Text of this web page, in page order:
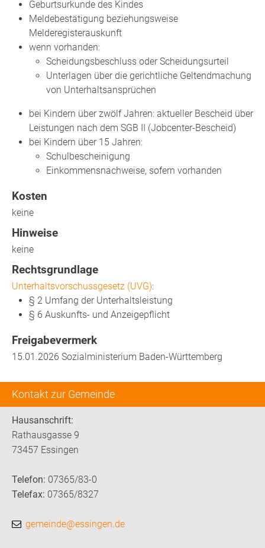
Kontakt zur Gemeinde
Hausanschrift:
Rathausgasse 9
73457 Essingen
Telefon: 07365/83-0
Telefax: 07365/8327
gemeinde@essingen.de
Geburtsurkunde des Kindes
Meldebestätigung beziehungsweise
Melderegisterauskunft
wenn vorhanden:
Scheidungsbeschluss oder Scheidungsurteil
Unterlagen über die gerichtliche Geltendmachung
von Unterhaltsansprüchen
bei Kindern über zwölf Jahren: aktueller Bescheid über
Leistungen nach dem SGB II (Jobcenter-Bescheid)
bei Kindern über 15 Jahren:
Schulbescheinigung
Einkommensnachweise, sofern vorhanden
Kosten
keine
Hinweise
keine
Rechtsgrundlage
Unterhaltsvorschussgesetz (UVG):
§ 2 Umfang der Unterhaltsleistung
§ 6 Auskunfts- und Anzeigepflicht
Freigabevermerk
15.01.2026 Sozialministerium Baden-Württemberg